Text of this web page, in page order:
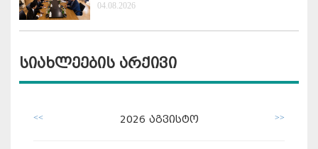
04.08.2026
სიახლეების არქივი
<< 2026 აგვისტო >>